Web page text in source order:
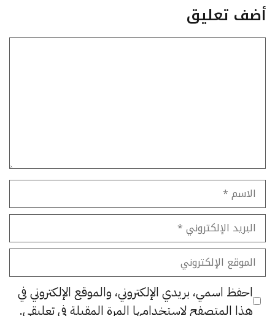
أضف تعليق
الاسم
البريد
الإلكتروني
الموقع
الإلكتروني
احفظ اسمي، بريدي الإلكتروني، والموقع الإلكتروني في
هذا المتصفح لاستخدامها المرة المقبلة في تعليقي.